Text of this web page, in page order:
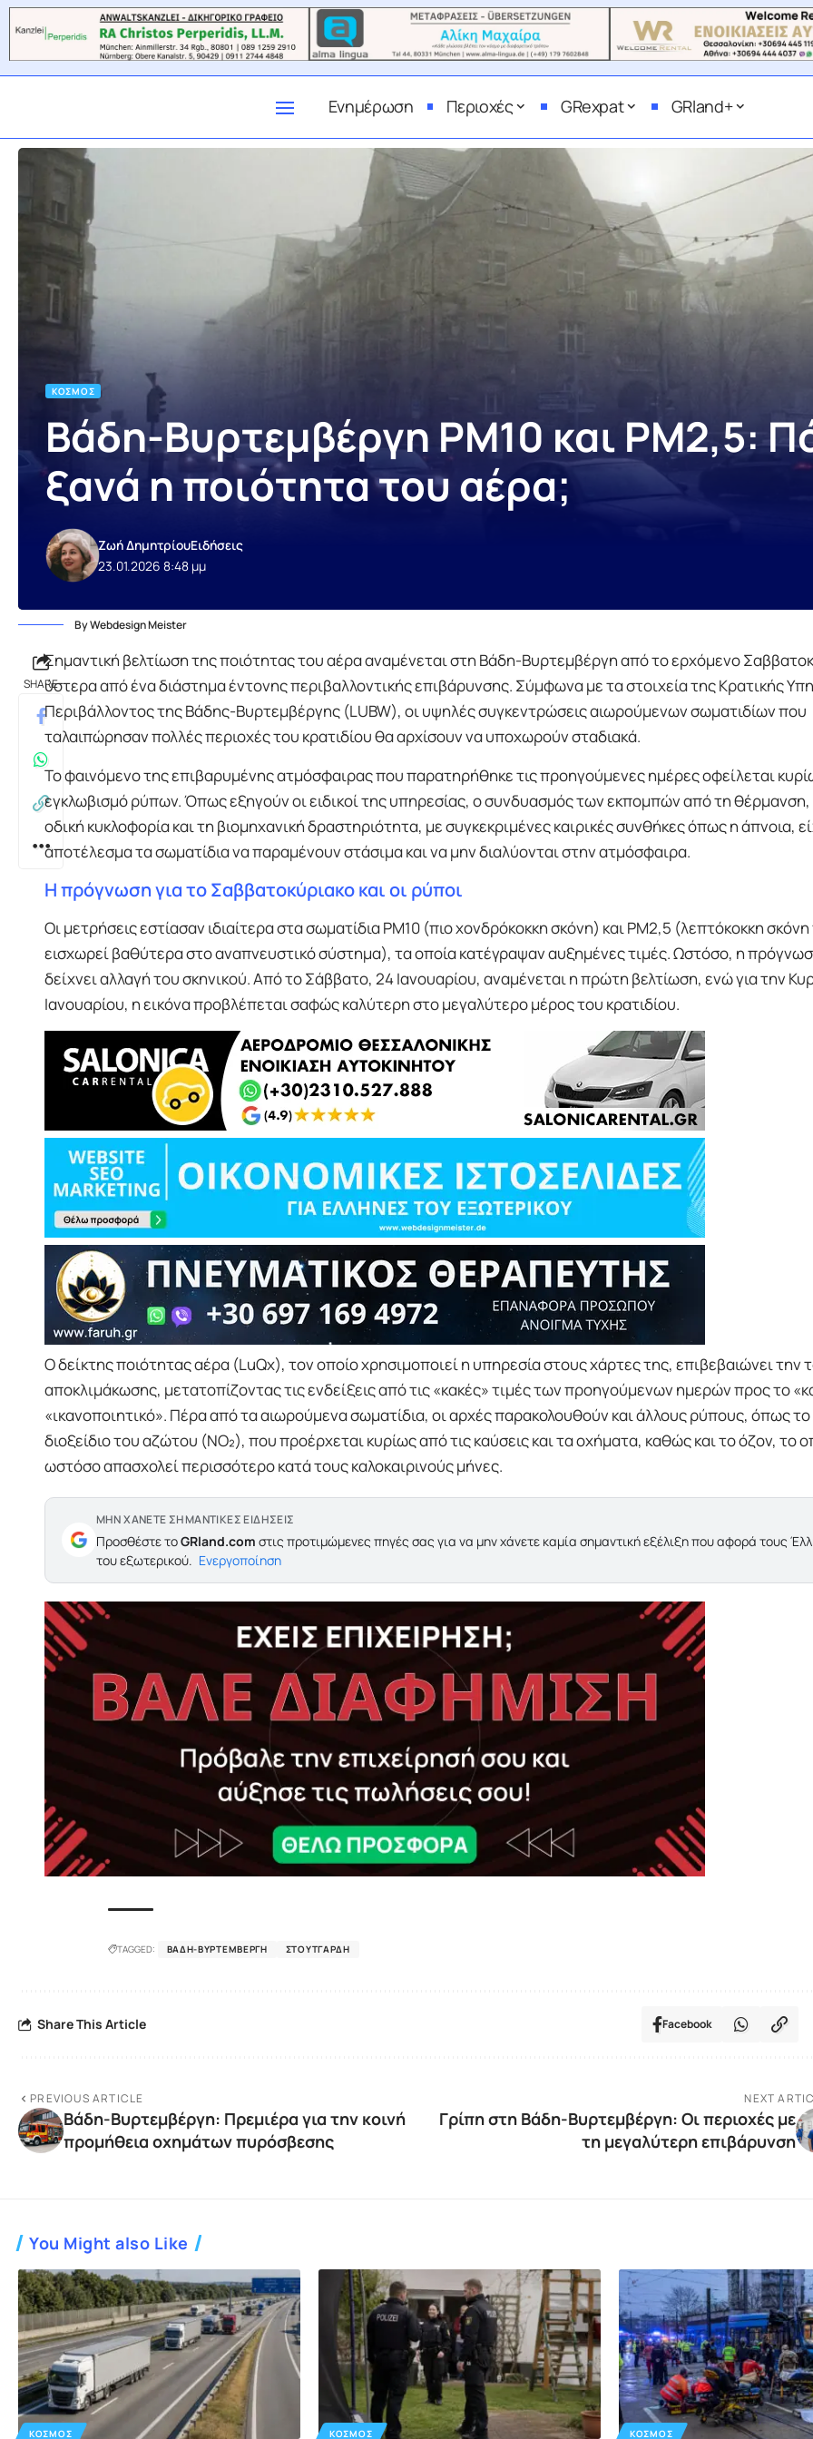
Ενημέρωση Περιοχές GRexpat GRland+
ΚΌΣΜΟΣ
Βάδη-Βυρτεμβέργη PM10 και PM2,5:
ξανά η ποιότητα του αέρα;
23.01.2026 8:48 μμ
Ζωή ΔημητρίουΕιδήσεις
By Webdesign Meister
SHARE
Σημαντική βελτίωση της ποιότητας του αέρα αναμένεται στη Βάδη-Βυρτεμβέργη από το ερχόμενο
ύστερα από ένα διάστημα έντονης περιβαλλοντικής επιβάρυνσης. Σύμφωνα με τα στοιχεία της Κρατικής
Περιβάλλοντος της Βάδης-Βυρτεμβέργης (LUBW), οι υψηλές συγκεντρώσεις αιωρούμενων σωματιδίων που
ταλαιπώρησαν πολλές περιοχές του κρατιδίου θα αρχίσουν να υποχωρούν σταδιακά.
Το φαινόμενο της επιβαρυμένης ατμόσφαιρας που παρατηρήθηκε τις προηγούμενες ημέρες οφείλεται
εγκλωβισμό ρύπων. Όπως εξηγούν οι ειδικοί της υπηρεσίας, ο συνδυασμός των εκπομπών από τη θέρμανση,
οδική κυκλοφορία και τη βιομηχανική δραστηριότητα, με συγκεκριμένες καιρικές συνθήκες όπως η άπνοια,
αποτέλεσμα τα σωματίδια να παραμένουν στάσιμα και να μην διαλύονται στην ατμόσφαιρα.
Η πρόγνωση για το Σαββατοκύριακο και οι ρύποι
Οι μετρήσεις εστίασαν ιδιαίτερα στα σωματίδια PM10 (πιο χονδρόκοκκη σκόνη) και PM2,5 (λεπτόκοκκη
εισχωρεί βαθύτερα στο αναπνευστικό σύστημα), τα οποία κατέγραψαν αυξημένες τιμές. Ωστόσο, η
δείχνει αλλαγή του σκηνικού. Από το Σάββατο, 24 Ιανουαρίου, αναμένεται η πρώτη βελτίωση, ενώ για την
Ιανουαρίου, η εικόνα προβλέπεται σαφώς καλύτερη στο μεγαλύτερο μέρος του κρατιδίου.
Ο δείκτης ποιότητας αέρα (LuQx), τον οποίο χρησιμοποιεί η υπηρεσία στους χάρτες της, επιβεβαιώνει την
αποκλιμάκωσης, μετατοπίζοντας τις ενδείξεις από τις «κακές» τιμές των προηγούμενων ημερών προς το
«ικανοποιητικό». Πέρα από τα αιωρούμενα σωματίδια, οι αρχές παρακολουθούν και άλλους ρύπους, όπως το
διοξείδιο του αζώτου (NO₂), που προέρχεται κυρίως από τις καύσεις και τα οχήματα, καθώς και το όζον, το
ωστόσο απασχολεί περισσότερο κατά τους καλοκαιρινούς μήνες.
ΜΗΝ ΧΑΝΕΤΕ ΣΗΜΑΝΤΙΚΕΣ ΕΙΔΗΣΕΙΣ
Προσθέστε τοGRland.com στις προτιμώμενες πηγές σας για να μην χάνετε καμία σημαντική εξέλιξη που αφορά τους
του εξωτερικού. Ενεργοποίηση
TAGGED: ΒΆΔΗ-ΒΥΡΤΕΜΒΈΡΓΗ ΣΤΟΥΤΓΆΡΔΗ
Share This Article Facebook
PREVIOUS ARTICLE
Βάδη-Βυρτεμβέργη: Πρεμιέρα για την κοινή
προμήθεια οχημάτων πυρόσβεσης
NEXT
Γρίπη στη Βάδη-Βυρτεμβέργη: Οι περιοχές με
τη μεγαλύτερη επιβάρυνση
You Might also Like
ΚΌΣΜΟΣ ΚΌΣΜΟΣ ΚΌΣΜΟΣ